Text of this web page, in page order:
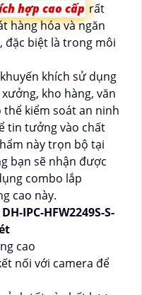
hợp cao cấp rất
hàng hóa và ngăn
đặc biệt là trong môi
khích sử dụng
kho hàng, văn
kiểm soát an ninh
tin tưởng vào chất
này trọn bộ tại
bạn sẽ nhận được
combo lắp
cao này.
IPC-HFW2249S-S-
cao
nối với camera để